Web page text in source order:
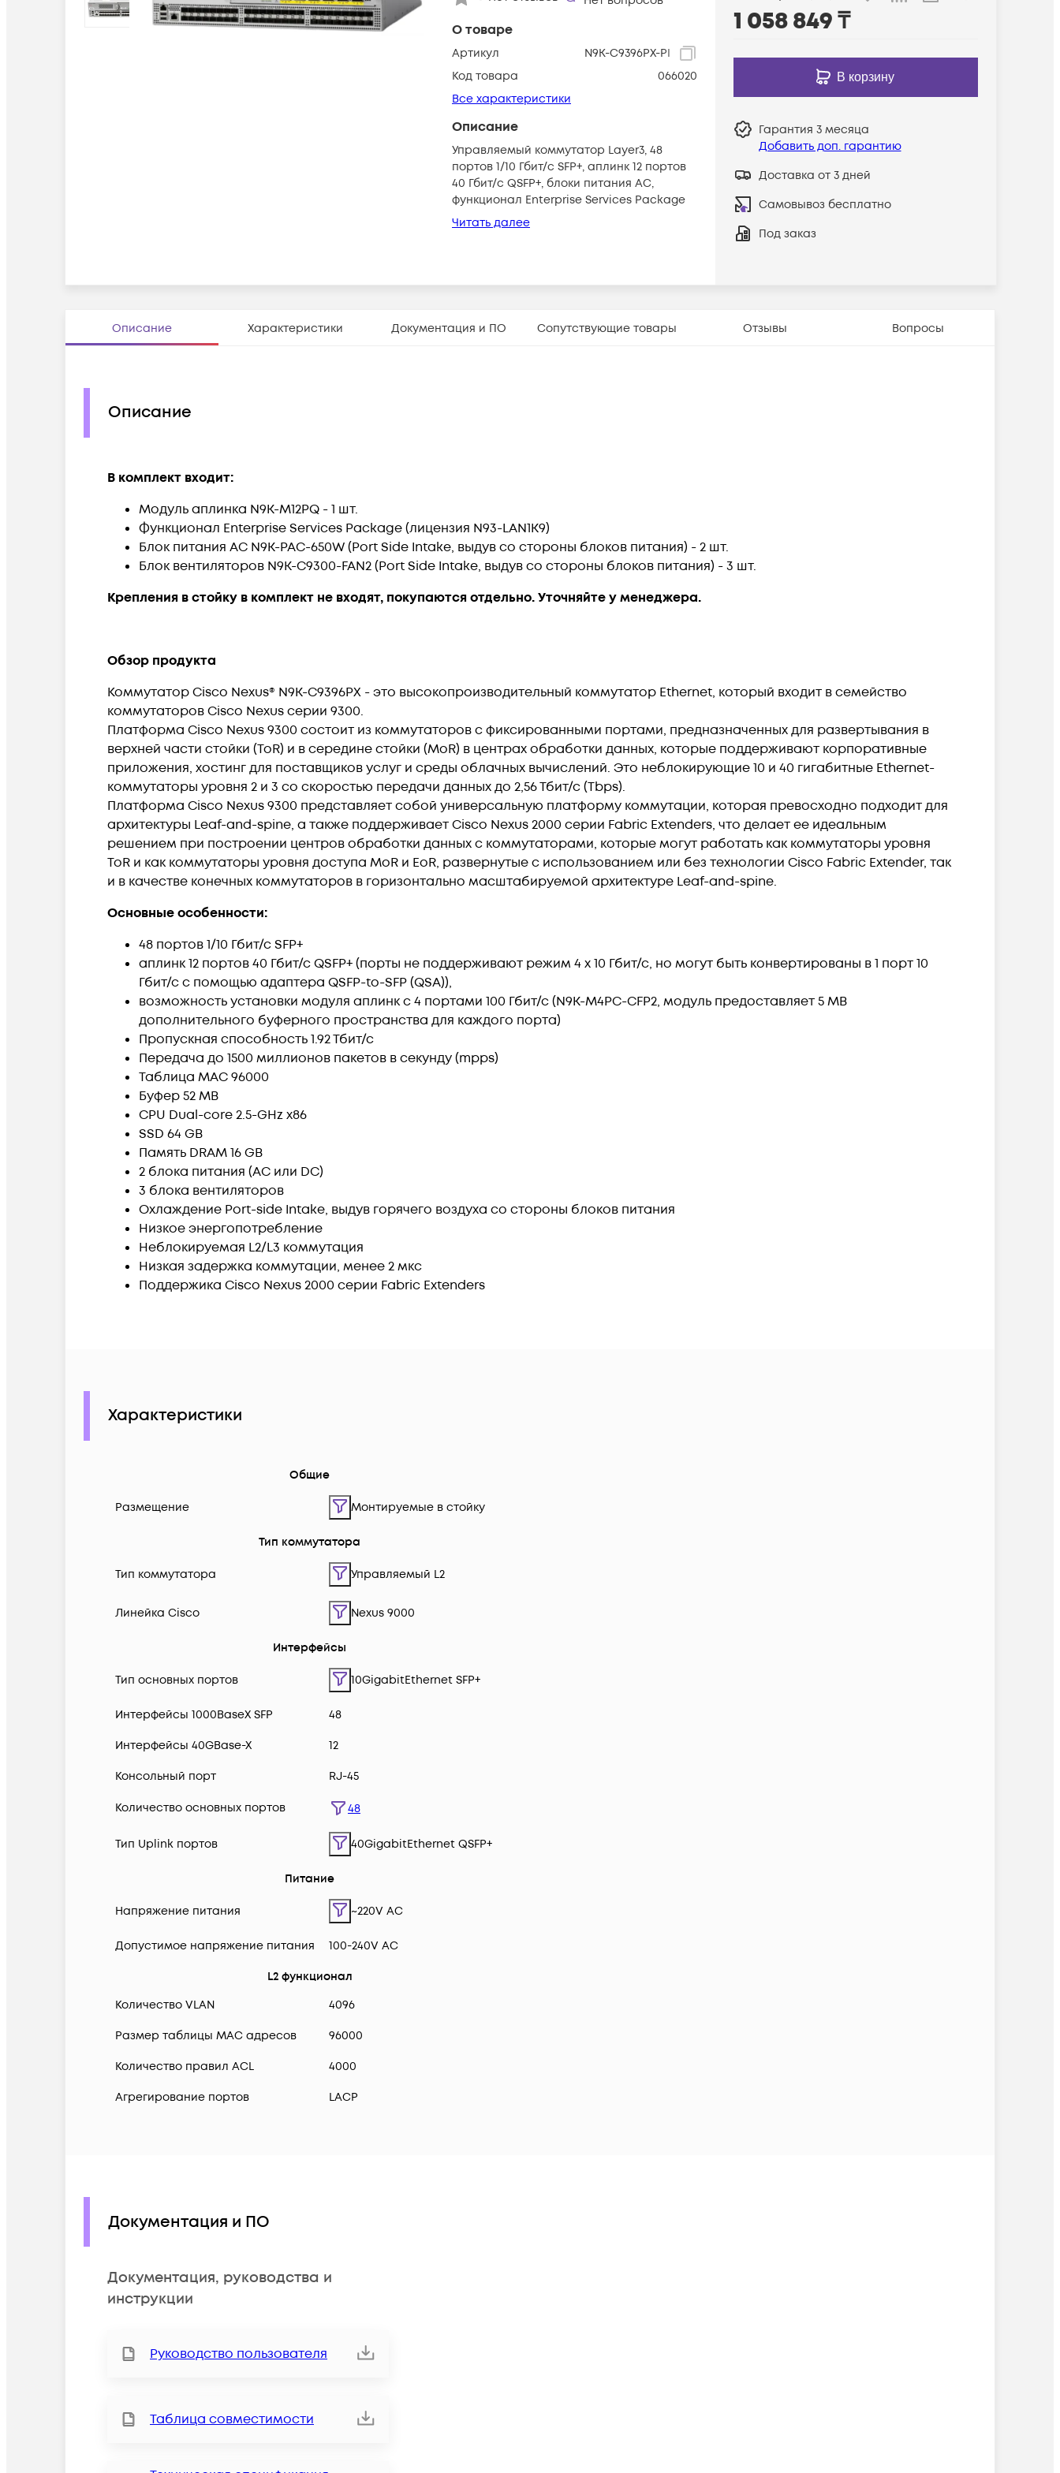
О товаре
Артикул
N9K-C9396PX-PI
Код товара
066020
Все характеристики
Описание
Управляемый коммутатор Layer3, 48
портов 1/10 Гбит/с SFP+, аплинк 12 портов
40 Гбит/с QSFP+, блоки питания AC,
функционал Enterprise Services Package
Читать далее
1 058 849₸
В корзину
Гарантия 3 месяца
Добавить доп. гарантию
Доставка от 3 дней
Самовывоз бесплатно
Под заказ
Описание Характеристики Документация и ПО Сопутствующие товары Отзывы Вопросы
Описание
В комплект входит:
Модуль аплинка N9K-M12PQ - 1 шт.
Функционал Enterprise Services Package (лицензия N93-LAN1K9)
Блок питания AC N9K-PAC-650W (Port Side Intake, выдув со стороны блоков питания) - 2 шт.
Блок вентиляторов N9K-C9300-FAN2 (Port Side Intake, выдув со стороны блоков питания) - 3 шт.
Крепления в стойку в комплект не входят, покупаются отдельно. Уточняйте у менеджера.
Обзор продукта
Коммутатор Cisco Nexus® N9K-C9396PX - это высокопроизводительный коммутатор Ethernet, который входит в семейство
коммутаторов Cisco Nexus серии 9300.
Платформа Cisco Nexus 9300 состоит из коммутаторов с фиксированными портами, предназначенных для развертывания в
верхней части стойки (ToR) и в середине стойки (MoR) в центрах обработки данных, которые поддерживают корпоративные
приложения, хостинг для поставщиков услуг и среды облачных вычислений. Это неблокирующие 10 и 40 гигабитные Ethernet-
коммутаторы уровня 2 и 3 со скоростью передачи данных до 2,56 Тбит/с (Tbps).
Платформа Cisco Nexus 9300 представляет собой универсальную платформу коммутации, которая превосходно подходит для
архитектуры Leaf-and-spine, а также поддерживает Cisco Nexus 2000 серии Fabric Extenders, что делает ее идеальным
решением при построении центров обработки данных с коммутаторами, которые могут работать как коммутаторы уровня
ToR и как коммутаторы уровня доступа MoR и EoR, развернутые с использованием или без технологии Cisco Fabric Extender, так
и в качестве конечных коммутаторов в горизонтально масштабируемой архитектуре Leaf-and-spine.
Основные особенности:
48 портов 1/10 Гбит/с SFP+
аплинк 12 портов 40 Гбит/с QSFP+ (порты не поддерживают режим 4 x 10 Гбит/с, но могут быть конвертированы в 1 порт 10
Гбит/с с помощью адаптера QSFP-to-SFP (QSA)),
возможность установки модуля аплинк c 4 портами 100 Гбит/с (N9K-M4PC-CFP2, модуль предоставляет 5 MB
дополнительного буферного пространства для каждого порта)
Пропускная способность 1.92 Тбит/с
Передача до 1500 миллионов пакетов в секунду (mpps)
Таблица MAC 96000
Буфер 52 MB
CPU Dual-core 2.5-GHz x86
SSD 64 GB
Память DRAM 16 GB
2 блока питания (AC или DC)
3 блока вентиляторов
Охлаждение Port-side Intake, выдув горячего воздуха со стороны блоков питания
Низкое энергопотребление
Неблокируемая L2/L3 коммутация
Низкая задержка коммутации, менее 2 мкс
Поддержика Cisco Nexus 2000 серии Fabric Extenders
Характеристики
Общие
Размещение Монтируемые в стойку
Тип коммутатора
Тип коммутатора Управляемый L2
Линейка Cisco Nexus 9000
Интерфейсы
Тип основных портов 10GigabitEthernet SFP+
Интерфейсы 1000BaseX SFP 48
Интерфейсы 40GBase-X 12
Консольный порт RJ-45
Количество основных портов 48
Тип Uplink портов 40GigabitEthernet QSFP+
Питание
Напряжение питания ~220V AC
Допустимое напряжение питания 100-240V AC
L2 функционал
Количество VLAN
4096
Размер таблицы MAC адресов 96000
Количество правил ACL 4000
Агрегирование портов LACP
Документация и ПО
Документация, руководства и
инструкции
Руководство пользователя
Таблица совместимости